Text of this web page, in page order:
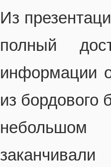
Из
полный
информации
из бордового
небольшом